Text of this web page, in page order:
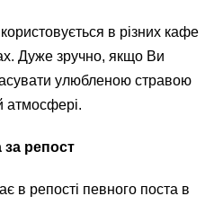
в різних кафе
Дуже зручно, якщо Ви
улюбленою стравою
атмосфері.
за репост
в репості певного поста в